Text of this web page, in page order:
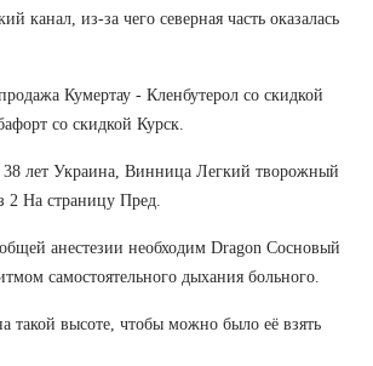
канал, из-за чего северная часть оказалась
Кумертау - Кленбутерол со скидкой
со скидкой Курск.
38 лет Украина, Винница Легкий творожный
2 На страницу Пред.
анестезии необходим Dragon Сосновый
самостоятельного дыхания больного.
такой высоте, чтобы можно было её взять